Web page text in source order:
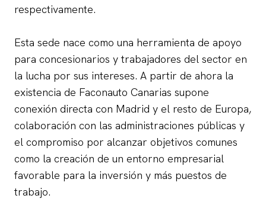
respectivamente.
Esta sede nace como una herramienta de apoyo
para concesionarios y trabajadores del sector en
la lucha por sus intereses. A partir de ahora la
existencia de Faconauto Canarias supone
conexión directa con Madrid y el resto de Europa,
colaboración con las administraciones públicas y
el compromiso por alcanzar objetivos comunes
como la creación de un entorno empresarial
favorable para la inversión y más puestos de
trabajo.